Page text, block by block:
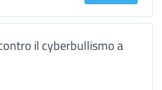
il cyberbullismo a